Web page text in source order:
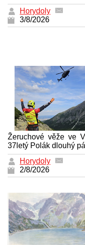
Horydoly
3/8/2026
Žeruchové věže ve
37letý Polák dlouhý
Horydoly
2/8/2026